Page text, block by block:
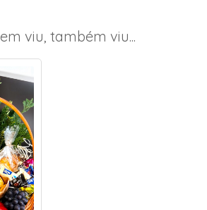
viu, também viu...